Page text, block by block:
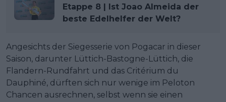
Etappe 8 | Ist Joao Almeida der
beste Edelhelfer der Welt?
Angesichts der Siegesserie von Pogacar in dieser
Saison, darunter Lüttich-Bastogne-Lüttich, die
Flandern-Rundfahrt und das Critérium du
Dauphiné, dürften sich nur wenige im Peloton
Chancen ausrechnen, selbst wenn sie einen